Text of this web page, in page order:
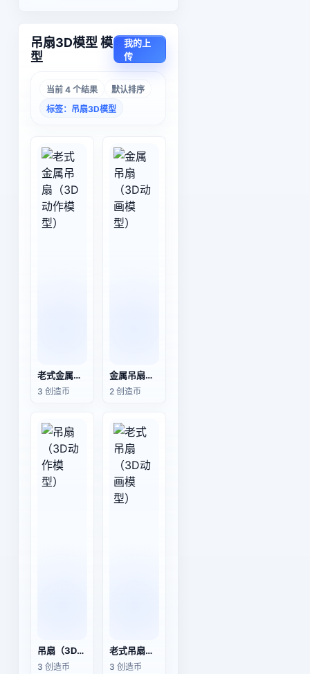
吊扇3D模型 模
型
我的上
传
当前 4 个结果
默认排序
标签：吊扇3D模型
老式金属吊扇（3D动作模型）
3 创造币
金属吊扇（3D动画模型）
2 创造币
吊扇（3D动作模型）
3 创造币
老式吊扇（3D动画模型）
3 创造币